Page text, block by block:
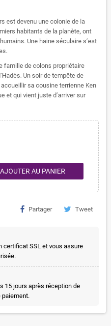
est devenu une colonie de la
habitants de la planète, ont
Une haine séculaire s’est
famille de colons propriétaire
Un soir de tempête de
sa cousine terrienne Ken
et qui vient juste d’arriver sur
AJOUTER AU PANIER
Partager Tweet
certificat SSL et vous assure
15 jours après réception de
paiement.